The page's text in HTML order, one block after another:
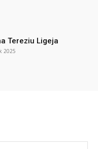
Tereziu Ligeja
2025